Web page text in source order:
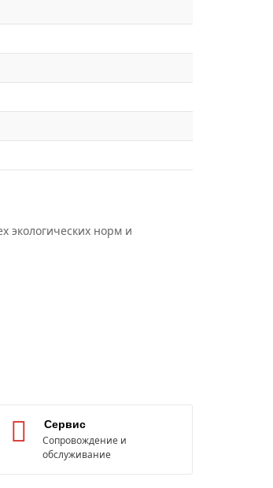
экологических норм и
Сервис
Сопровождение и
обслуживание